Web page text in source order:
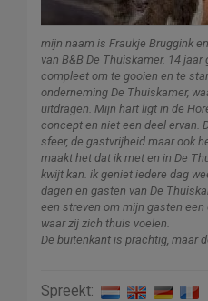
mijn naam is Fraukje Bruggink
van B&B De Thuiskamer. 14
compleet om te gooien en te
onderneming De Thuiskamer,
uitdragen. Mijn hart ligt in de
concept en niet een deel ervan.
sfeer, de gastvrijheid maar ook
maakt het dat ik met en in De
kwijt kan. ik geniet iedere dag
dagen en gasten van De
een streven om mijn gasten
waar zij zich thuis voelen.
De buitenkant is prachtig, maar
Spreekt: